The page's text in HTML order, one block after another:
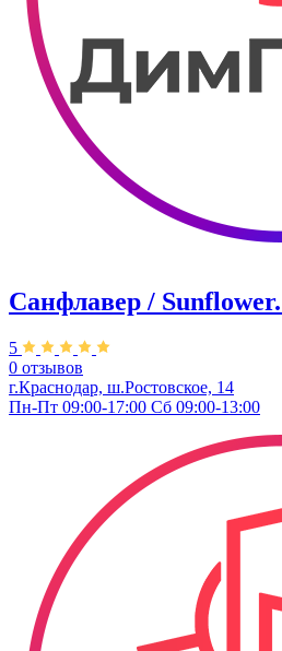
Санфлавер /
5
0 отзывов
г.Краснодар, ш.Ростовское, 14
Пн-Пт 09:00-17:00 Сб 09:00-13:00